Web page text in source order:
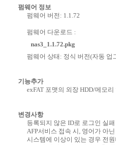
펌웨어 정보
펌웨어 버전: 1.1.72
펌웨어 다운로드 :
nas3_1.1.72.pkg
펌웨어 상태: 정식 버전(자동 업
기능추가
exFAT 포맷의 외장 HDD/메모
변경사항
등록되지 않은 ID로 로그인 실
AFP서비스 접속 시, 영어가 아
시스템에 이상이 있는 경우 전